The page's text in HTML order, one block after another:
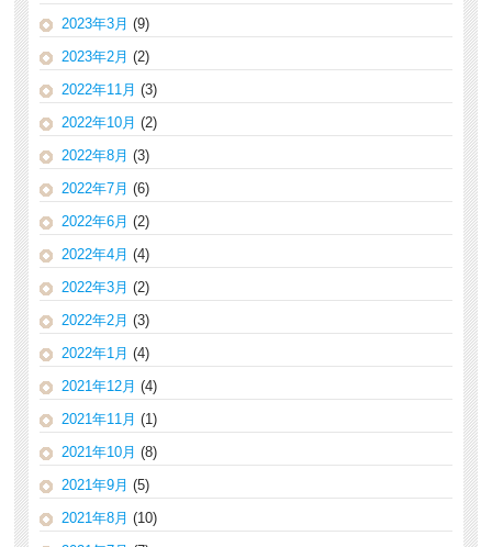
2023年3月 (9)
2023年2月 (2)
2022年11月 (3)
2022年10月 (2)
2022年8月 (3)
2022年7月 (6)
2022年6月 (2)
2022年4月 (4)
2022年3月 (2)
2022年2月 (3)
2022年1月 (4)
2021年12月 (4)
2021年11月 (1)
2021年10月 (8)
2021年9月 (5)
2021年8月 (10)